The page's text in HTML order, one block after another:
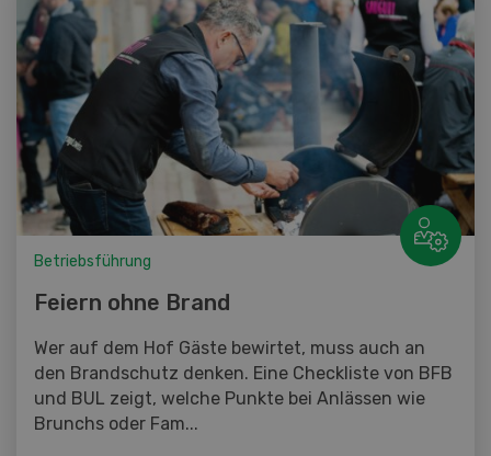
Betriebsführung
Feiern ohne Brand
Wer auf dem Hof Gäste bewirtet, muss auch an
den Brandschutz denken. Eine Checkliste von BFB
und BUL zeigt, welche Punkte bei Anlässen wie
Brunchs oder Fam...